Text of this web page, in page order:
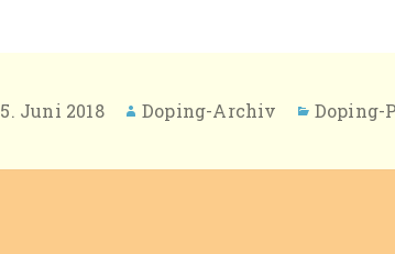
Veröffentlicht
5. Juni 2018 Autor
Doping-Archiv Doping-